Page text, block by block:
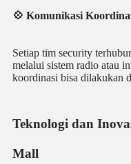
💠 Komunikasi
Setiap tim security
melalui sistem radio atau
koordinasi bisa dilakukan
Teknologi dan
Mall